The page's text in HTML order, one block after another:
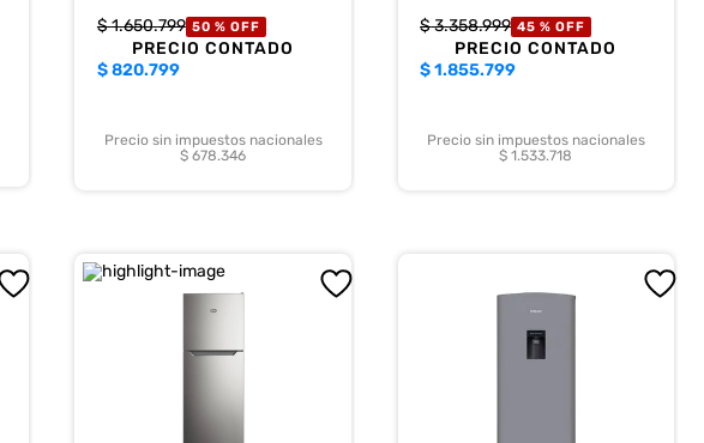
$1.650.799 50 % OFF
PRECIO CONTADO
$820.799
Precio sin impuestos nacionales
$ 678.346
$3.358.999 45 % OFF
PRECIO CONTADO
$1.855.799
Precio sin impuestos nacionales
$ 1.533.718